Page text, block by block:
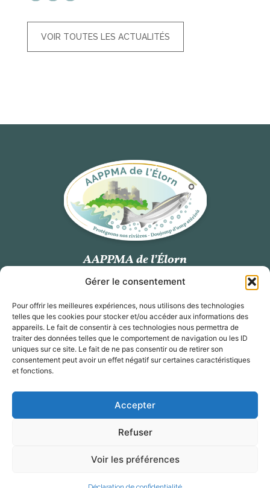
Gérer le consentement
Pour offrir les meilleures expériences, nous utilisons des technologies
telles que les cookies pour stocker et/ou accéder aux informations des
appareils. Le fait de consentir à ces technologies nous permettra de
traiter des données telles que le comportement de navigation ou les ID
uniques sur ce site. Le fait de ne pas consentir ou de retirer son
consentement peut avoir un effet négatif sur certaines caractéristiques
et fonctions.
Accepter
Refuser
Voir les préférences
VOIR TOUTES LES ACTUALITÉS
AAPPMA de l’Élorn
Station de vidéo comptage des poissons migrateurs
Tél.07 80 65 10 39
Email : aappmaelorn@orange.fr
Suivez-nous
Politique de confidentialité